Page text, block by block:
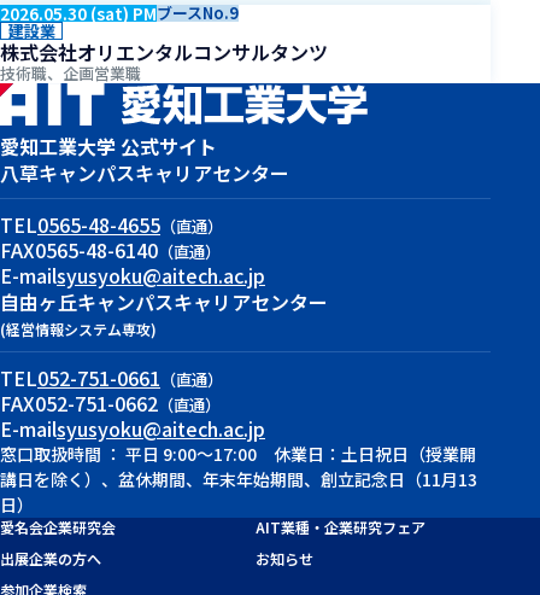
2026.05.30 (sat) PMブースNo.9
建設業
株式会社オリエンタルコンサルタンツ
技術職、企画営業職
愛知工業大学 公式サイト
八草キャンパスキャリアセンター
TEL0565-48-4655 （直通）
FAX0565-48-6140 （直通）
E-mailsyusyoku@aitech.ac.jp
自由ヶ丘キャンパスキャリアセンター
(経営情報システム専攻)
TEL052-751-0661 （直通）
FAX052-751-0662 （直通）
E-mailsyusyoku@aitech.ac.jp
窓口取扱時間 ： 平日 9:00～17:00 休業日：土日祝日（授業開
講日を除く）、盆休期間、年末年始期間、創立記念日（11月13
日）
愛名会企業研究会
AIT業種・企業研究フェア
出展企業の方へ
お知らせ
参加企業検索